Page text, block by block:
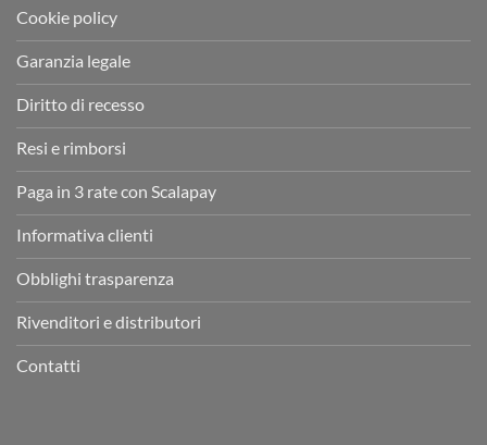
Cookie policy
Garanzia legale
Diritto di recesso
Resi e rimborsi
Paga in 3 rate con Scalapay
Informativa clienti
Obblighi trasparenza
Rivenditori e distributori
Contatti